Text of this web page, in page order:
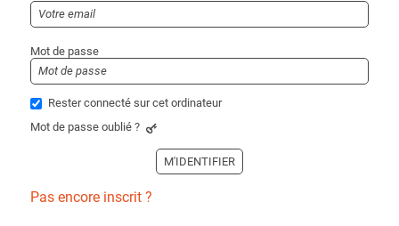
Mot de passe
Rester connecté sur cet ordinateur
Mot de passe oublié ?
M'IDENTIFIER
Pas encore inscrit ?